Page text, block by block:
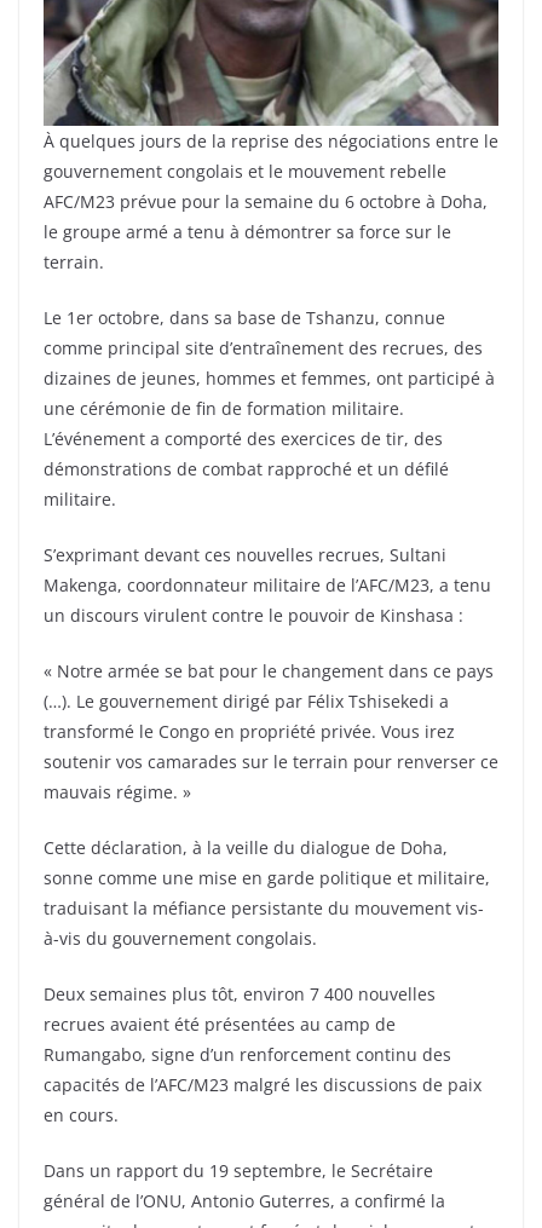
À quelques jours de la reprise des négociations entre le
gouvernement congolais et le mouvement rebelle
AFC/M23 prévue pour la semaine du 6 octobre à Doha,
le groupe armé a tenu à démontrer sa force sur le
terrain.
Le 1er octobre, dans sa base de Tshanzu, connue
comme principal site d’entraînement des recrues, des
dizaines de jeunes, hommes et femmes, ont participé à
une cérémonie de fin de formation militaire.
L’événement a comporté des exercices de tir, des
démonstrations de combat rapproché et un défilé
militaire.
S’exprimant devant ces nouvelles recrues, Sultani
Makenga, coordonnateur militaire de l’AFC/M23, a tenu
un discours virulent contre le pouvoir de Kinshasa :
« Notre armée se bat pour le changement dans ce pays
(…). Le gouvernement dirigé par Félix Tshisekedi a
transformé le Congo en propriété privée. Vous irez
soutenir vos camarades sur le terrain pour renverser ce
mauvais régime. »
Cette déclaration, à la veille du dialogue de Doha,
sonne comme une mise en garde politique et militaire,
traduisant la méfiance persistante du mouvement vis-
à-vis du gouvernement congolais.
Deux semaines plus tôt, environ 7 400 nouvelles
recrues avaient été présentées au camp de
Rumangabo, signe d’un renforcement continu des
capacités de l’AFC/M23 malgré les discussions de paix
en cours.
Dans un rapport du 19 septembre, le Secrétaire
général de l’ONU, Antonio Guterres, a confirmé la